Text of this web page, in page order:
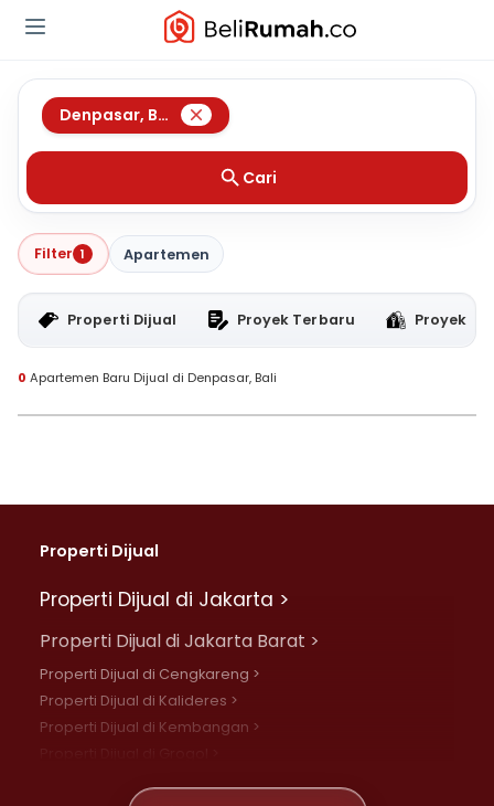
Denpasar, Bali
Cari
Filter 1 Apartemen
Properti Dijual Proyek Terbaru Proyek
0 Apartemen Baru Dijual di Denpasar, Bali
Properti Dijual
Properti Dijual di Jakarta >
Properti Dijual di Jakarta Barat >
Properti Dijual di Cengkareng >
Properti Dijual di Kalideres >
Properti Dijual di Kembangan >